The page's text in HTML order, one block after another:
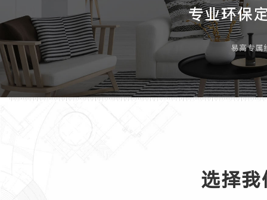
专卖形象 >
餐厅空
客厅空
卧室空
木门系
选择